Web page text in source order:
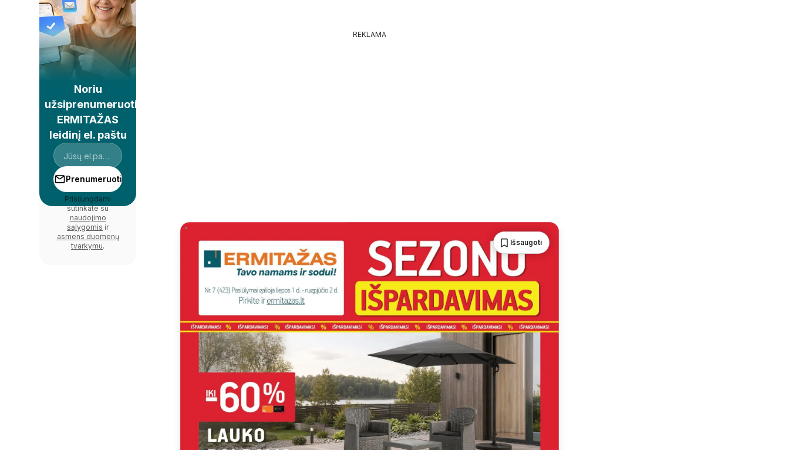
REKLAMA
Išsaugoti
Noriu
užsiprenumeruoti
ERMITAŽAS
leidinį el. paštu
Prenumeruoti
Prisijungdami
sutinkate su
naudojimo
sąlygomis ir
asmens duomenų
tvarkymu.